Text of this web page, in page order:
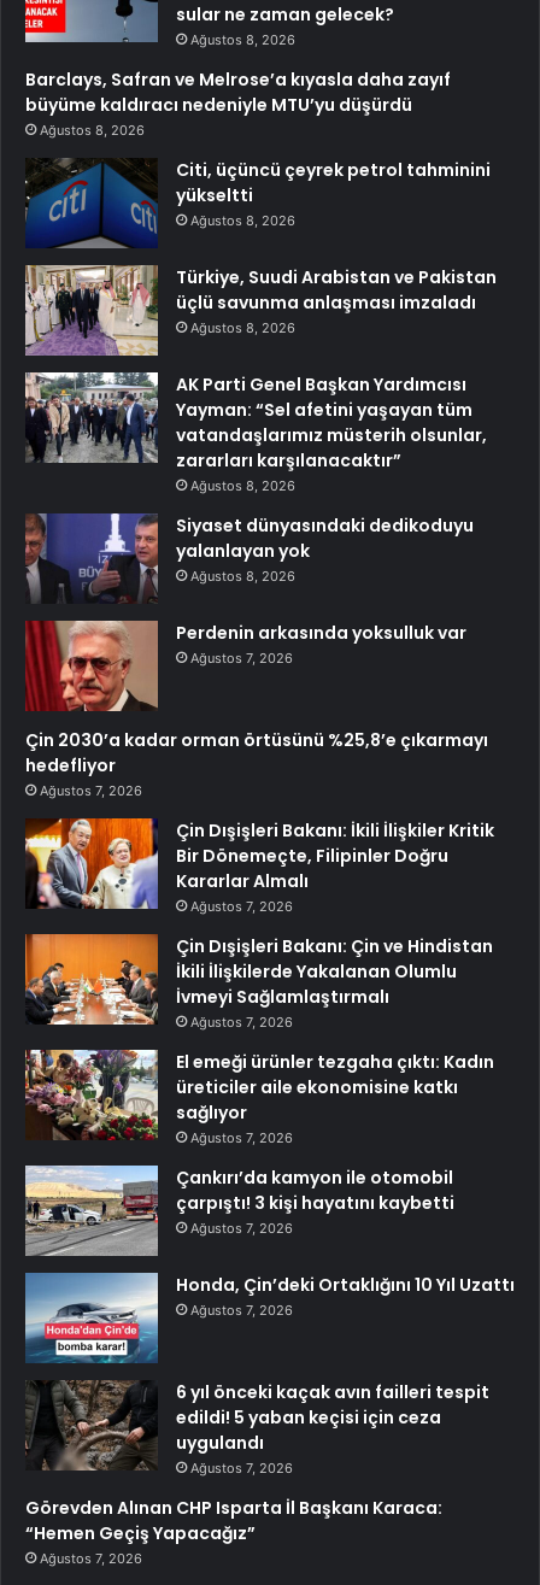
sular ne zaman gelecek?
Ağustos 8, 2026
Barclays, Safran ve Melrose’a kıyasla daha zayıf
büyüme kaldıracı nedeniyle MTU’yu düşürdü
Ağustos 8, 2026
Citi, üçüncü çeyrek petrol tahminini
yükseltti
Ağustos 8, 2026
Türkiye, Suudi Arabistan ve Pakistan
üçlü savunma anlaşması imzaladı
Ağustos 8, 2026
AK Parti Genel Başkan Yardımcısı
Yayman: “Sel afetini yaşayan tüm
vatandaşlarımız müsterih olsunlar,
zararları karşılanacaktır”
Ağustos 8, 2026
Siyaset dünyasındaki dedikoduyu
yalanlayan yok
Ağustos 8, 2026
Perdenin arkasında yoksulluk var
Ağustos 7, 2026
Çin 2030’a kadar orman örtüsünü %25,8’e çıkarmayı
hedefliyor
Ağustos 7, 2026
Çin Dışişleri Bakanı: İkili İlişkiler Kritik
Bir Dönemeçte, Filipinler Doğru
Kararlar Almalı
Ağustos 7, 2026
Çin Dışişleri Bakanı: Çin ve Hindistan
İkili İlişkilerde Yakalanan Olumlu
İvmeyi Sağlamlaştırmalı
Ağustos 7, 2026
El emeği ürünler tezgaha çıktı: Kadın
üreticiler aile ekonomisine katkı
sağlıyor
Ağustos 7, 2026
Çankırı’da kamyon ile otomobil
çarpıştı! 3 kişi hayatını kaybetti
Ağustos 7, 2026
Honda, Çin’deki Ortaklığını 10 Yıl Uzattı
Ağustos 7, 2026
6 yıl önceki kaçak avın failleri tespit
edildi! 5 yaban keçisi için ceza
uygulandı
Ağustos 7, 2026
Görevden Alınan CHP Isparta İl Başkanı Karaca:
“Hemen Geçiş Yapacağız”
Ağustos 7, 2026